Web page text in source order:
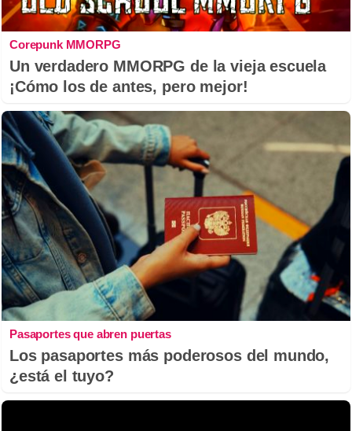
Corepunk MMORPG
Un verdadero MMORPG de la vieja escuela
¡Cómo los de antes, pero mejor!
Pasaportes que abren puertas
Los pasaportes más poderosos del mundo,
¿está el tuyo?